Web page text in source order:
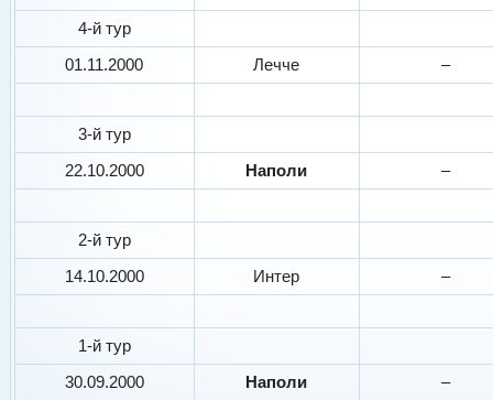
4-й тур
01.11.2000
Лечче –
3-й тур
22.10.2000
Наполи –
2-й тур
14.10.2000
Интер –
1-й тур
30.09.2000
Наполи –